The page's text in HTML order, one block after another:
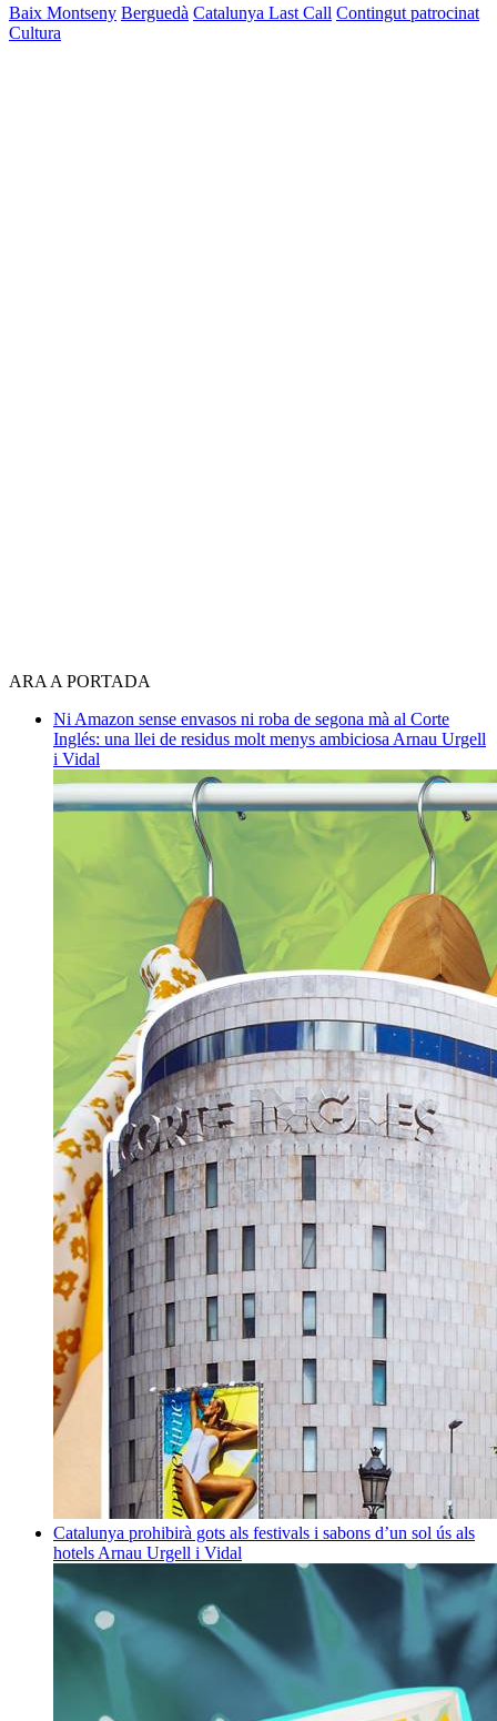
Baix Montseny Berguedà Catalunya Last Call Contingut patrocinat
Cultura
ARA A PORTADA
Ni Amazon sense envasos ni roba de segona mà al Corte
Inglés: una llei de residus molt menys ambiciosa Arnau Urgell
i Vidal
Catalunya prohibirà gots als festivals i sabons d’un sol ús als
hotels Arnau Urgell i Vidal